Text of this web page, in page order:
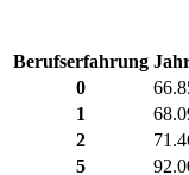
Berufserfahrung
0
1
2
5